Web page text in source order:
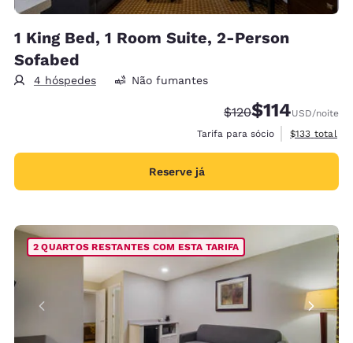
1 King Bed, 1 Room Suite, 2-Person
Sofabed
4 hóspedes Não fumantes
Tarifa anterior
$120Tarifa com
$114USD/noite
Tarifa para sócio
Exibir
$133 total
Reserve já
2 QUARTOS RESTANTES COM ESTA TARIFA